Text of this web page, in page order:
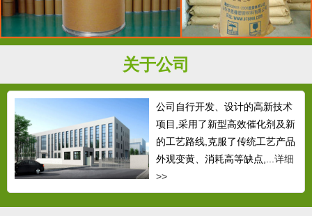
关于公司
公司自行开发、设计的高新技术
项目,采用了新型高效催化剂及新
的工艺路线,克服了传统工艺产品
外观变黄、消耗高等缺点,...详细
>>